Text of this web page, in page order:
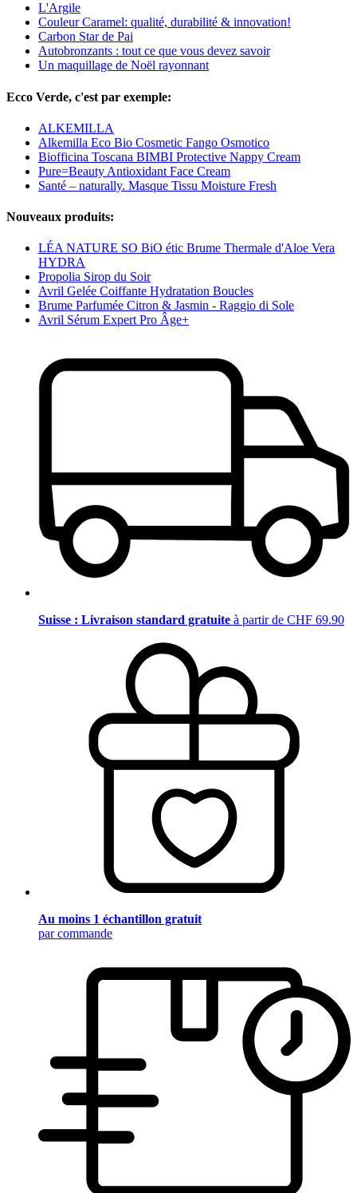
L'Argile
Couleur Caramel: qualité, durabilité & innovation!
Carbon Star de Pai
Autobronzants : tout ce que vous devez savoir
Un maquillage de Noël rayonnant
Ecco Verde, c'est par exemple:
ALKEMILLA
Alkemilla Eco Bio Cosmetic Fango Osmotico
Biofficina Toscana BIMBI Protective Nappy Cream
Pure=Beauty Antioxidant Face Cream
Santé – naturally. Masque Tissu Moisture Fresh
Nouveaux produits:
LÉA NATURE SO BiO étic Brume Thermale d'Aloe Vera
HYDRA
Propolia Sirop du Soir
Avril Gelée Coiffante Hydratation Boucles
Brume Parfumée Citron & Jasmin - Raggio di Sole
Avril Sérum Expert Pro Âge+
Suisse : Livraison standard gratuite à partir de CHF 69.90
Au moins 1 échantillon gratuit
par commande